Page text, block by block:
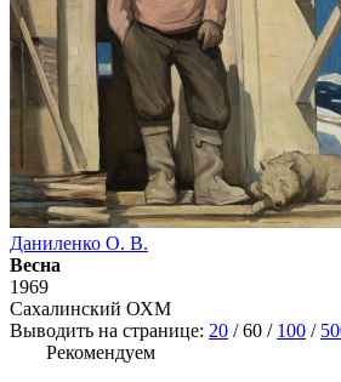
Даниленко О. В.
Весна
1969
Сахалинский ОХМ
Выводить на странице: 20 /60 / 100 /
Рекомендуем